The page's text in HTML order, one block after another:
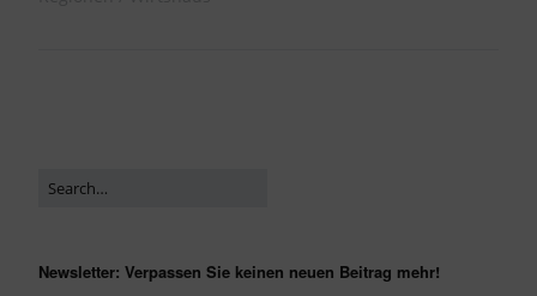
Newsletter: Verpassen Sie keinen neuen Beitrag mehr!